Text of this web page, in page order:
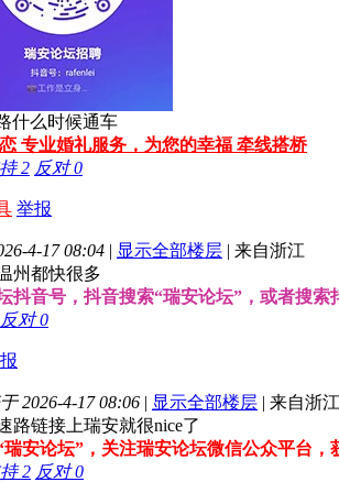
什么时候通车
专业婚礼服务，为您的幸福 牵线搭桥
2 反对0
举报
4-17 08:04 | 显示全部楼层 | 来自浙江
州都快很多
抖音号，抖音搜索“瑞安论坛”，或者搜索
反对0
2026-4-17 08:06 | 显示全部楼层 | 来自浙江
路链接上瑞安就很nice了
瑞安论坛”，关注瑞安论坛微信公众平台，
2 反对0